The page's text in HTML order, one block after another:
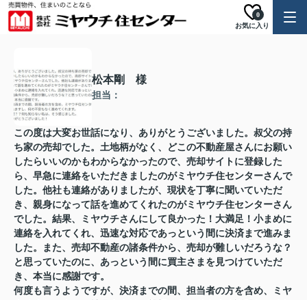
お気に入り
0
松本剛 様
担当：
この度は大変お世話になり、ありがとうございました。叔父の持
ち家の売却でした。土地柄がなく、どこの不動産屋さんにお願い
したらいいのかもわからなかったので、売却サイトに登録した
ら、早急に連絡をいただきましたのがミヤウチ住センターさんで
した。他社も連絡がありましたが、現状を丁寧に聞いていただ
き、親身になって話を進めてくれたのがミヤウチ住センターさん
でした。結果、ミヤウチさんにして良かった！大満足！小まめに
連絡を入れてくれ、迅速な対応であっという間に決済まで進みま
した。また、売却不動産の諸条件から、売却が難しいだろうな？
と思っていたのに、あっという間に買主さまを見つけていただ
き、本当に感謝です。
何度も言うようですが、決済までの間、担当者の方を含め、ミヤ